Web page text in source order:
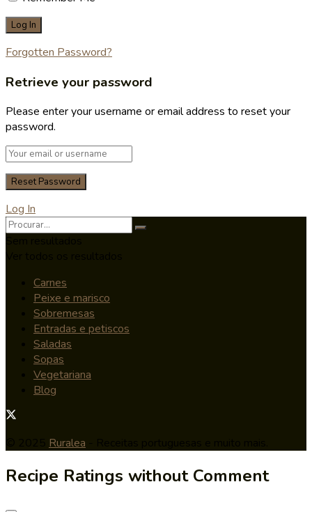
Forgotten Password?
Retrieve your password
Please enter your username or email address to reset your
password.
Log In
Carnes
Peixe e marisco
Sobremesas
Entradas e petiscos
Saladas
Sopas
Vegetariana
Blog
Ruralea
Recipe Ratings without Comment